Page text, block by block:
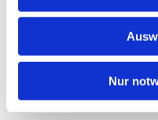
Nur